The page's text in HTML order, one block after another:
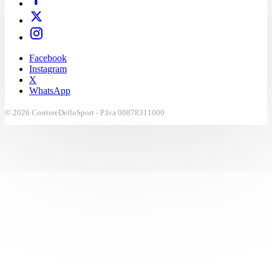
Facebook
Instagram
X
WhatsApp
© 2026 CorriereDelloSport - P.Iva 00878311000